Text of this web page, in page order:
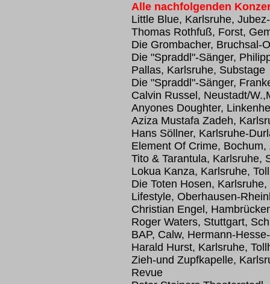
Alle nachfolgenden
Little Blue, Karlsruhe,
Thomas Rothfuß, Forst,
Die Grombacher, Bruchsal-
Die "Spraddl"-Sänger,
Pallas, Karlsruhe, Substage
Die "Spraddl"-Sänger,
Calvin Russel, Neustadt/
Anyones Doughter,
Aziza Mustafa Zadeh,
Hans Söllner, Karlsruhe-
Element Of Crime, Bochum,
Tito & Tarantula, Karlsruhe,
Lokua Kanza, Karlsruhe,
Die Toten Hosen,
Lifestyle, Oberhausen-
Christian Engel,
Roger Waters, Stuttgart,
BAP, Calw, Hermann-
Harald Hurst, Karlsruhe,
Zieh-und Zupfkapelle,
Revue